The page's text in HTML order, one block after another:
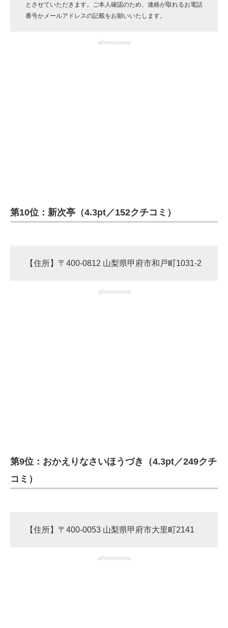
企業向けIT製品の総合サイト
とさせていただきます。ご本人確認のため、連絡が取れるお電話
番号かメールアドレスの記載をお願いいたします。
advertisement
第10位：新次亭（4.3pt／152クチコミ）
【住所】〒400-0812 山梨県甲府市和戸町1031-2
advertisement
第9位：おかえりなさいほうづき（4.3pt／249クチ
コミ）
【住所】〒400-0053 山梨県甲府市大里町2141
advertisement